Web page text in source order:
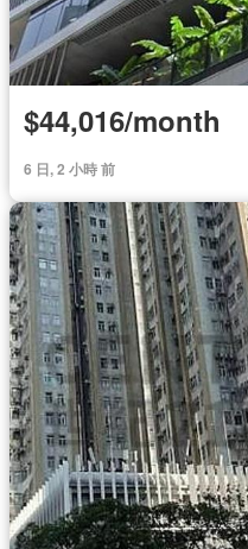
$44,016/month
6 日, 2 小時 前